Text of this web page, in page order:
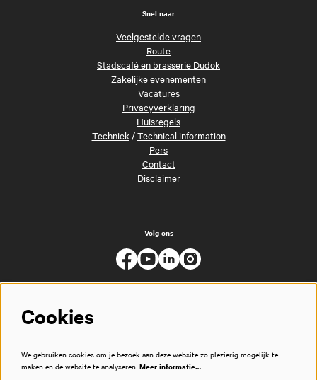
Snel naar
Veelgestelde vragen
Route
Stadscafé en brasserie Dudok
Zakelijke evenementen
Vacatures
Privacyverklaring
Huisregels
Techniek/Technical information
Pers
Contact
Disclaimer
Volg ons
Cookies
We gebruiken cookies om je bezoek aan deze website zo plezierig mogelijk te
maken en de website te analyseren. Meer informatie…